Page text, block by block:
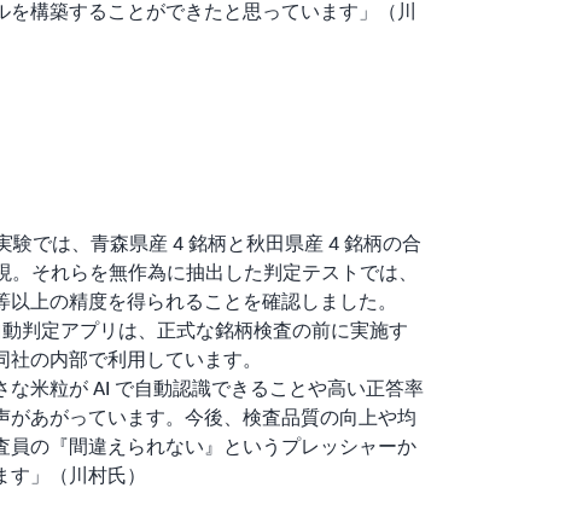
を構築することができたと思っています」（川
験では、青森県産 4 銘柄と秋田県産 4 銘柄の合
それらを無作為に抽出した判定テストでは、
上の精度を得られることを確認しました。
判定アプリは、正式な銘柄検査の前に実施す
の内部で利用しています。
な米粒が AI で自動認識できることや高い正答率
があがっています。今後、検査品質の向上や均
員の『間違えられない』というプレッシャーか
」（川村氏）